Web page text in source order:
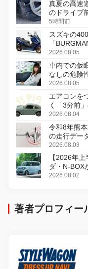
真夏の高速
のドライブ
5時間前
スズキの
「
変更し、8月
2026.08.05
車内での仮
なしの危険
2026.08.05
エアコンを
く「3分前
2026.08.04
令和8年熊
の走行デー
2026.08.03
【2026年
ダ・N-BOX
感
2026.08.02
著者プロフィー